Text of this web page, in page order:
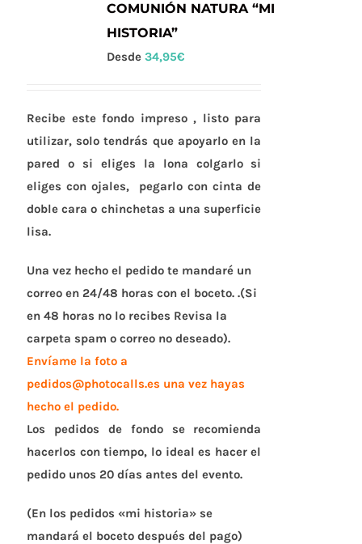
se
la
página
de
producto
COMUNIÓN NATURA “MI
HISTORIA”
Desde34,95€
Recibe este fondo impreso , listo para
utilizar, solo tendrás que apoyarlo en la
pared o si eliges la lona colgarlo si
eliges con ojales, pegarlo con cinta de
doble cara o chinchetas a una superficie
lisa.
Una vez hecho el pedido te mandaré un
correo en 24/48 horas con el boceto. .(Si
en 48 horas no lo recibes Revisa la
carpeta spam o correo no deseado).
Envíame la foto a
pedidos@photocalls.es una vez hayas
hecho el pedido.
Los pedidos de fondo se recomienda
hacerlos con tiempo, lo ideal es hacer el
pedido unos 20 días antes del evento.
(En los pedidos «mi historia» se
mandará el boceto después del pago)